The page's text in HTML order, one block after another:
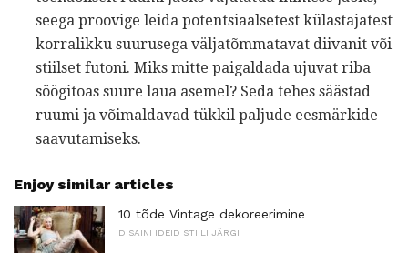
seega proovige leida potentsiaalsetest külastajatest
korralikku suurusega väljatõmmatavat diivanit või
stiilset futoni. Miks mitte paigaldada ujuvat riba
söögitoas suure laua asemel? Seda tehes säästad
ruumi ja võimaldavad tükkil paljude eesmärkide
saavutamiseks.
Enjoy similar articles
10 tõde Vintage dekoreerimine
DISAINI IDEID STIILI JÄRGI